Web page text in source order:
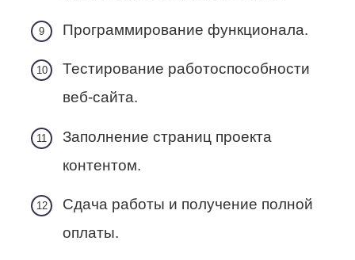
Программирование функционала.
Тестирование работоспособности
веб-сайта.
Заполнение страниц проекта
контентом.
Сдача работы и получение полной
оплаты.